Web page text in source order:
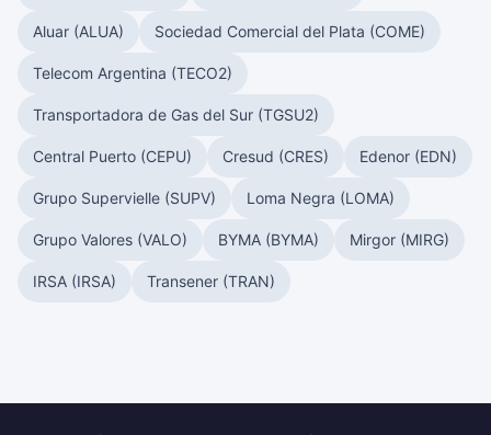
Aluar (ALUA) Sociedad Comercial del Plata (COME)
Telecom Argentina (TECO2)
Transportadora de Gas del Sur (TGSU2)
Central Puerto (CEPU) Cresud (CRES) Edenor (EDN)
Grupo Supervielle (SUPV) Loma Negra (LOMA)
Grupo Valores (VALO) BYMA (BYMA) Mirgor (MIRG)
IRSA (IRSA) Transener (TRAN)